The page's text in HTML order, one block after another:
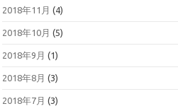
2018年11月 (4)
2018年10月 (5)
2018年9月 (1)
2018年8月 (3)
2018年7月 (3)